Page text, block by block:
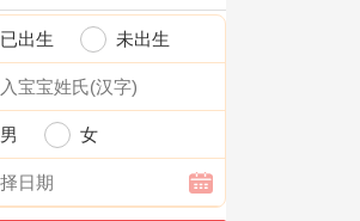
已出生 未出生
男 女